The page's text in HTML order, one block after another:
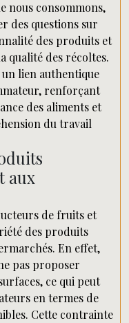
nous consommons,
des questions sur
des produits et
qualité des récoltes.
lien authentique
renforçant
des aliments et
du travail
aux
de fruits et
des produits
En effet,
pas proposer
ce qui peut
en termes de
Cette contrainte